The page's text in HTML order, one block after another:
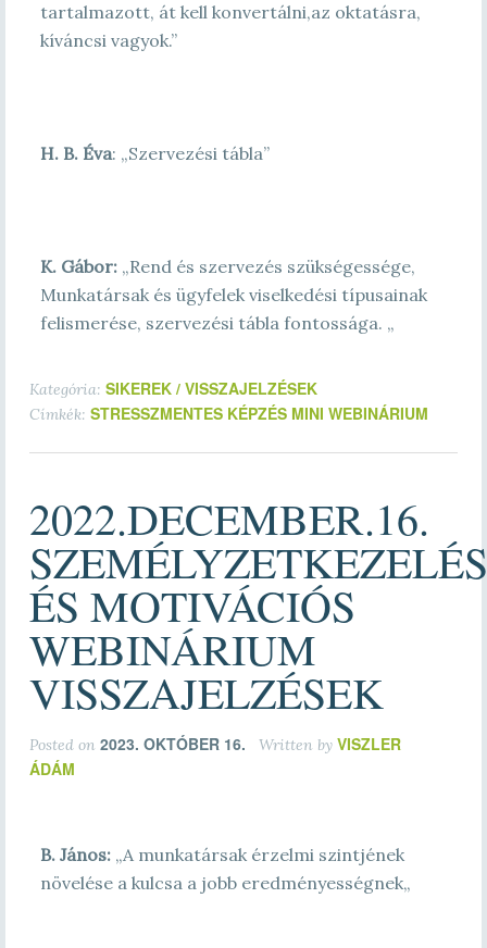
tartalmazott, át kell konvertálni,az oktatásra,
kíváncsi vagyok.”
H. B. Éva: „Szervezési tábla”
K. Gábor:„Rend és szervezés szükségessége,
Munkatársak és ügyfelek viselkedési típusainak
felismerése, szervezési tábla fontossága. „
Kategória: SIKEREK / VISSZAJELZÉSEK
Címkék: STRESSZMENTES KÉPZÉS MINI WEBINÁRIUM
2022.DECEMBER.16.
ÉS MOTIVÁCIÓS
WEBINÁRIUM
VISSZAJELZÉSEK
Posted on 2023. OKTÓBER 16. Written by VISZLER
ÁDÁM
B. János:„A munkatársak érzelmi szintjének
növelése a kulcsa a jobb eredményességnek„